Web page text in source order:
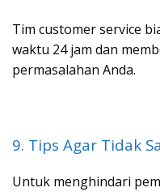
Tim customer service
waktu 24 jam dan
permasalahan Anda.
9. Tips Agar Tidak
Untuk menghindari